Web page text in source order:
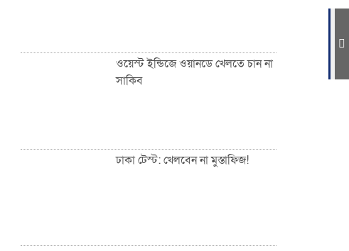
ওয়েস্ট ইন্ডিজে ওয়ানডে খেলতে চান না
সাকিব
ঢাকা টেস্ট: খেলবেন না মুস্তাফিজ!